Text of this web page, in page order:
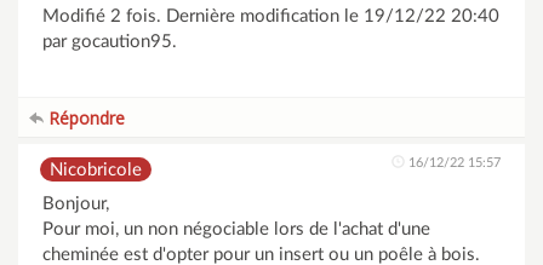
Modifié 2 fois. Dernière modification le 19/12/22 20:40
par gocaution95.
Répondre
Nicobricole 16/12/22 15:57
Bonjour,
Pour moi, un non négociable lors de l'achat d'une
cheminée est d'opter pour un insert ou un poêle à bois.